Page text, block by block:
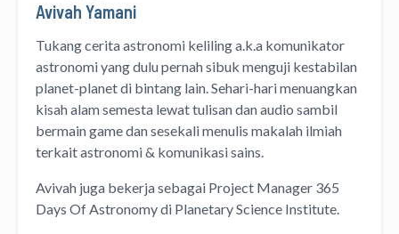
Avivah Yamani
Tukang cerita astronomi kelilinga.k.a komunikator
astronomiyang dulu pernah sibuk menguji kestabilan
planet-planet di bintang lain. Sehari-hari menuangkan
kisah alam semesta lewattulisandanaudio sambil
bermain game dan sesekali menulis makalah ilmiah
terkait astronomi & komunikasi sains.
Avivah juga bekerja sebagai Project Manager 365
Days Of Astronomydi Planetary Science Institute.